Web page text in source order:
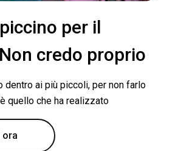
per il
credo proprio
dentro ai più piccoli, per non farlo
quello che ha realizzato
ora